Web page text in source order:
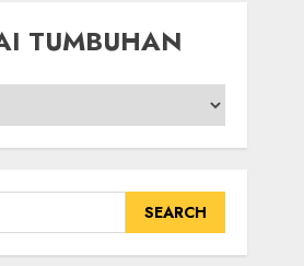
TUMBUHAN